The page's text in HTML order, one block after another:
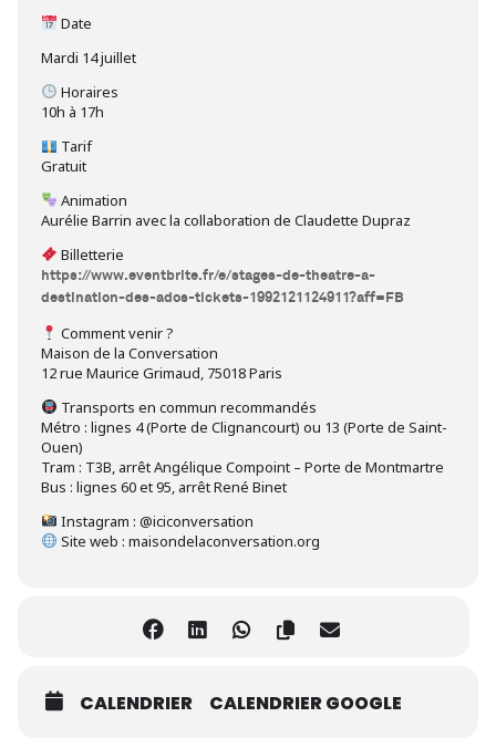
Date
Mardi 14 juillet
Horaires
10h à 17h
Tarif
Gratuit
Animation
Aurélie Barrin avec la collaboration de Claudette Dupraz
Billetterie
https://www.eventbrite.fr/e/stages-de-theatre-a-
destination-des-ados-tickets-1992121124911?aff=FB
Comment venir ?
Maison de la Conversation
12 rue Maurice Grimaud, 75018 Paris
Transports en commun recommandés
Métro : lignes 4 (Porte de Clignancourt) ou 13 (Porte de Saint-
Ouen)
Tram : T3B, arrêt Angélique Compoint – Porte de Montmartre
Bus : lignes 60 et 95, arrêt René Binet
Instagram : @iciconversation
Site web : maisondelaconversation.org
CALENDRIER CALENDRIER GOOGLE